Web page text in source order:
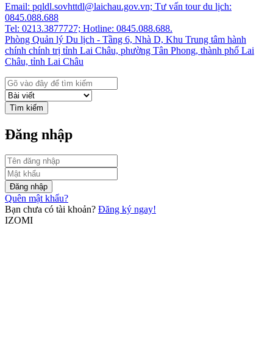
Email: pqldl.sovhttdl@laichau.gov.vn; Tư vấn tour du lịch:
0845.088.688
Tel: 0213.3877727; Hotline: 0845.088.688.
Phòng Quản lý Du lịch - Tầng 6, Nhà D, Khu Trung tâm hành
chính chính trị tỉnh Lai Châu, phường Tân Phong, thành phố Lai
Châu, tỉnh Lai Châu
Tìm kiếm
Đăng nhập
Đăng nhập
Quên mật khẩu?
Bạn chưa có tài khoản? Đăng ký ngay!
IZOMI